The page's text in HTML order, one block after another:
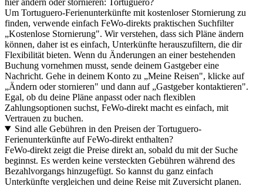
Um Tortuguero-Ferienunterkünfte mit kostenloser Stornierung zu
finden, verwende einfach FeWo-direkts praktischen Suchfilter
„Kostenlose Stornierung". Wir verstehen, dass sich Pläne ändern
können, daher ist es einfach, Unterkünfte herauszufiltern, die dir
Flexibilität bieten. Wenn du Änderungen an einer bestehenden
Buchung vornehmen musst, sende deinem Gastgeber eine
Nachricht. Gehe in deinem Konto zu „Meine Reisen", klicke auf
„Ändern oder stornieren" und dann auf „Gastgeber kontaktieren".
Egal, ob du deine Pläne anpasst oder nach flexiblen
Zahlungsoptionen suchst, FeWo-direkt macht es einfach, mit
Vertrauen zu buchen.
Sind alle Gebühren in den Preisen der Tortuguero-
Ferienunterkünfte auf FeWo-direkt enthalten?
FeWo-direkt zeigt die Preise direkt an, sobald du mit der Suche
beginnst. Es werden keine versteckten Gebühren während des
Bezahlvorgangs hinzugefügt. So kannst du ganz einfach
Unterkünfte vergleichen und deine Reise mit Zuversicht planen.